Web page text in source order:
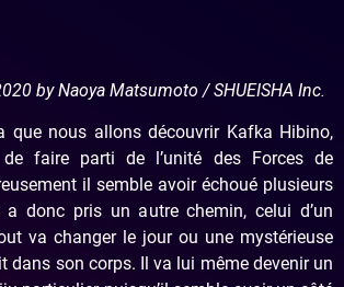
by Naoya Matsumoto / SHUEISHA Inc.
que nous allons découvrir Kafka Hibino,
faire parti de l’unité des Forces de
il semble avoir échoué plusieurs
donc pris un autre chemin, celui d’un
va changer le jour ou une mystérieuse
dans son corps. Il va lui même devenir un